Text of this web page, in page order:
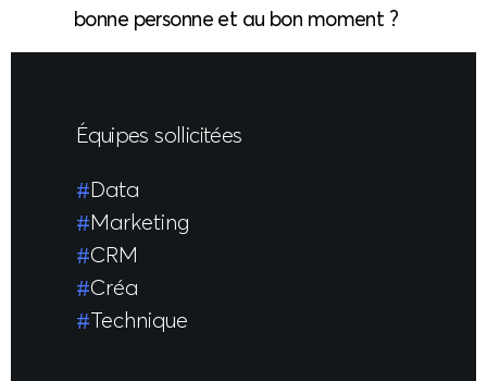
bonne personne et au bon moment ?
Équipes sollicitées
Data
Marketing
CRM
Créa
Technique